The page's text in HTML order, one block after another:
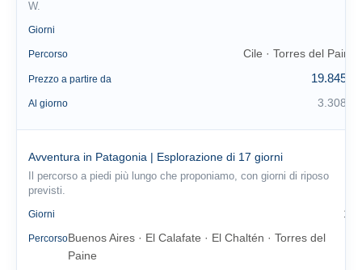
W.
Giorni
Percorso Cile · Torres del Paine
Prezzo a partire da 19.845 €
Al giorno 3.308 €
Avventura in Patagonia | Esplorazione di 17 giorni
Il percorso a piedi più lungo che proponiamo, con giorni di riposo
previsti.
Giorni 17
PercorsoBuenos Aires · El Calafate · El Chaltén · Torres del
Paine